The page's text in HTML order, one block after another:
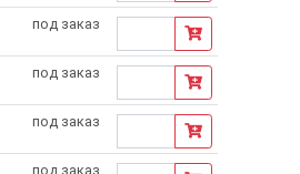
под заказ
под заказ
под заказ
под заказ